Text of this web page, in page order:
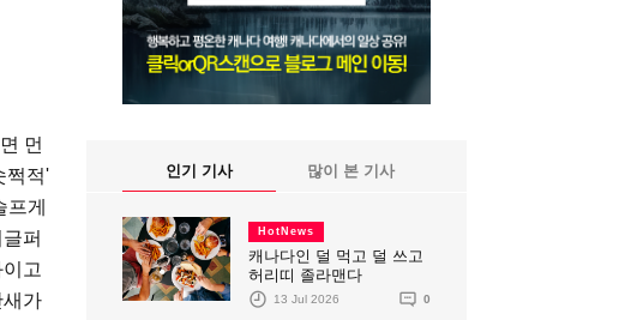
먼
쩍적'
프게
퍼
고
새가
인기 기사 많이 본 기사
HotNews
캐나다인 덜 먹고 덜 쓰고
허리띠 졸라맨다
13 Jul 2026 0